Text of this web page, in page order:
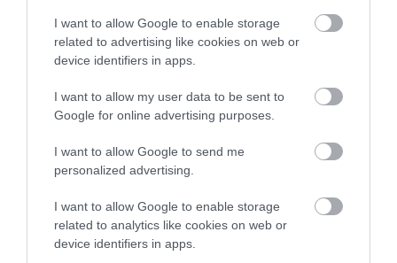
I want to allow Google to enable storage
related to advertising like cookies on web or
device identifiers in apps.
I want to allow my user data to be sent to
Google for online advertising purposes.
I want to allow Google to send me
personalized advertising.
I want to allow Google to enable storage
related to analytics like cookies on web or
device identifiers in apps.
tartalmazzák.
Kérjük, kulturáltan, mások személyiségi jogainak és jó hírnevének tiszteletben
ma.hu legfrissebb hírei:
Hulladékvadászat indul a Dunán: a rekordalacsony vízállás
miatt most láthatóvá váltak a mederben rejtőző roncsok
Vitézy Dávid: háromszor annyian utaznak a komlói